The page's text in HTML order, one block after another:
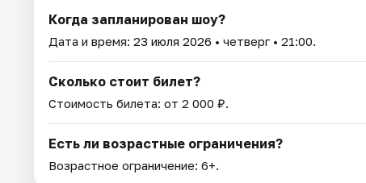
Когда запланирован шоу?
Дата и время: 23 июля 2026 • четверг • 21:00.
Сколько стоит билет?
Стоимость билета: от 2 000 ₽.
Есть ли возрастные ограничения?
Возрастное ограничение: 6+.